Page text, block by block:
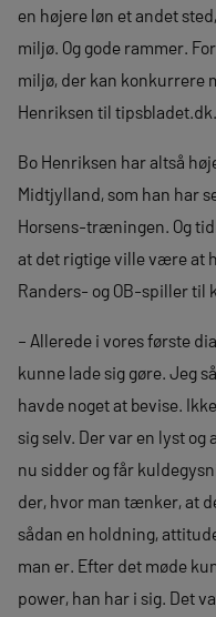
en højere løn et andet
miljø. Og gode rammer.
miljø, der kan konkurrere
Henriksen til tipsbladet.dk.
Bo Henriksen har altså
Midtjylland, som han har
Horsens-træningen. Og
at det rigtige ville være at
Randers- og OB-spiller til
– Allerede i vores første
kunne lade sig gøre. Jeg
havde noget at bevise.
sig selv. Der var en lyst
nu sidder og får
der, hvor man tænker, at
sådan en holdning,
man er. Efter det møde
power, han har i sig. Det